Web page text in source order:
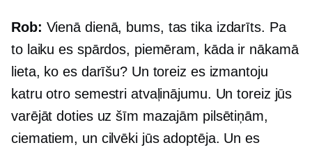
Rob: Vienā dienā, bums, tas tika izdarīts. Pa
to laiku es spārdos, piemēram, kāda ir nākamā
lieta, ko es darīšu? Un toreiz es izmantoju
katru otro semestri atvaļinājumu. Un toreiz jūs
varējāt doties uz šīm mazajām pilsētiņām,
ciematiem, un cilvēki jūs adoptēja. Un es